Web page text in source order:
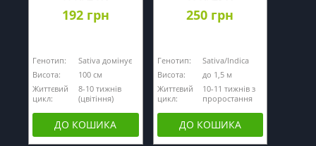
192 грн
Генотип:
Sativa домінує
Висота:
100 cм
Життєвий
цикл:
8-10 тижнів
(цвітіння)
ДО КОШИКА
250 грн
Генотип:
Sativa/Indica
Висота:
до 1,5 м
Життєвий
цикл:
10-11 тижнів з
проростання
ДО КОШИКА